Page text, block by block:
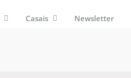
Casais Newsletter